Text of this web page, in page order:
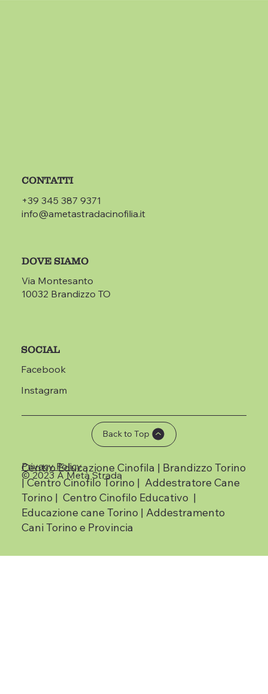
CONTATTI
+39 345 387 9371
info@ametastradacinofilia.it
DOVE SIAMO
Via Montesanto
10032 Brandizzo TO
SOCIAL
Facebook
Instagram
Privacy Policy
Back to Top
© 2023 A Metà Strada
Centro Educazione Cinofila | Brandizzo Torino
| Centro Cinofilo Torino | Addestratore Cane
Torino | Centro Cinofilo Educativo |
Educazione cane Torino | Addestramento
Cani Torino e Provincia